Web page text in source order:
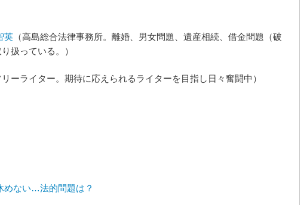
英 （高島総合法律事務所。離婚、男女問題、遺産相続、借金問題（破
扱っている。）
ーライター。期待に応えられるライターを目指し日々奮闘中）
めない…法的問題は？